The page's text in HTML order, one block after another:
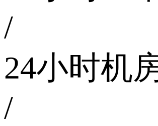
/
24小时机
/